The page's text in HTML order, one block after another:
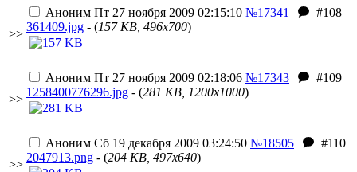
>>
Аноним Пт 27 ноября 2009 02:15:10 №17341
#108
361409.jpg - (157 KB, 496x700)
>>
Аноним Пт 27 ноября 2009 02:18:06 №17343
#109
1258400776296.jpg - (281 KB, 1200x1000)
>>
Аноним Сб 19 декабря 2009 03:24:50 №18505
#110
2047913.png - (204 KB, 497x640)